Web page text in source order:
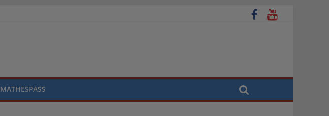
MATHESPASS